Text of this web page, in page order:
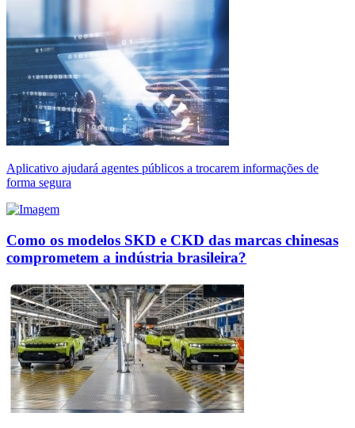
Aplicativo ajudará agentes públicos a trocarem informações de
forma segura
Como os modelos SKD e CKD das marcas chinesas
comprometem a indústria brasileira?